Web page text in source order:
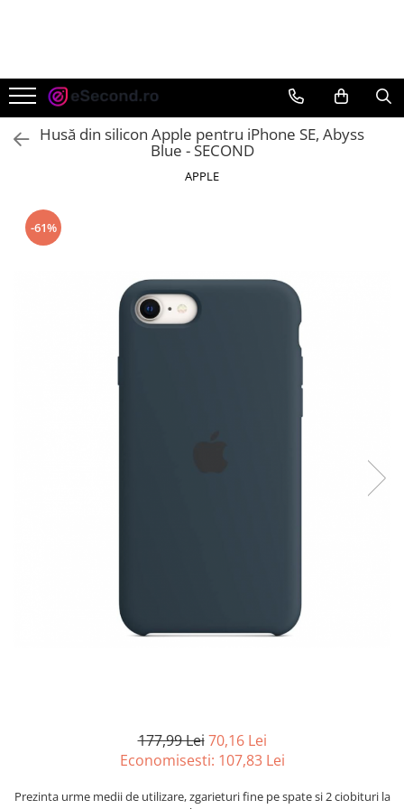
Auto Moto
Accesorii Auto
Anvelope & Jante
Electronice Auto
Intretinere & Cosmetica auto
Reparatii si echipamente auto
Trotinete electrice
Bucatarie & Servire
Mobila gradina & terasa
Mobila Living & Dining
Scule electrice si unelte
Silicon, spume si solutii tehnice
Textile si covoare
Husă din silicon Apple pentru iPhone SE, Abyss
Blue - SECOND
APPLE
-61%
177,99 Lei 70,16 Lei
Economisesti: 107,83 Lei
Prezinta urme medii de utilizare, zgarieturi fine pe spate si 2 ciobituri la